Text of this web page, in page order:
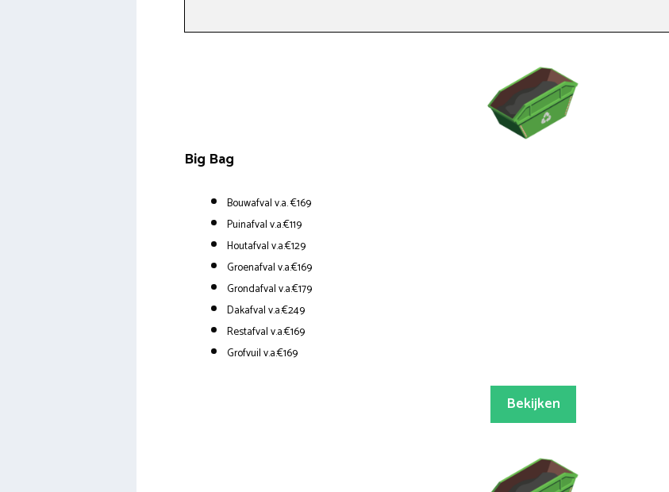
Big Bag
Bouwafval v.a. €169
Puinafval v.a.€119
Houtafval v.a.€129
Groenafval v.a.€169
Grondafval v.a.€179
Dakafval v.a.€249
Restafval v.a.€169
Grofvuil v.a.€169
Bekijken